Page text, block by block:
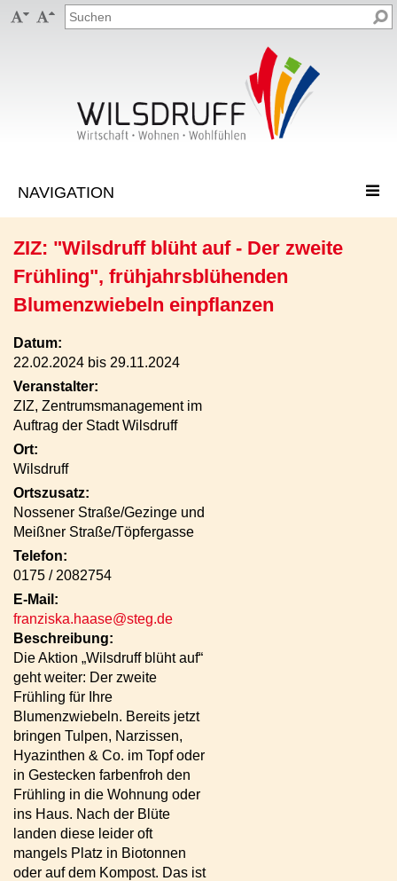
 
ZIZ: "Wilsdruff blüht auf - Der zweite
Frühling", frühjahrsblühenden
Blumenzwiebeln einpflanzen
Datum:
22.02.2024 bis 29.11.2024
Veranstalter:
ZIZ, Zentrumsmanagement im
Auftrag der Stadt Wilsdruff
Ort:
Wilsdruff
Ortszusatz:
Nossener Straße/Gezinge und
Meißner Straße/Töpfergasse
Telefon:
0175 / 2082754
E-Mail:
franziska.haase@steg.de
Beschreibung:
Die Aktion „Wilsdruff blüht auf“
geht weiter: Der zweite
Frühling für Ihre
Blumenzwiebeln. Bereits jetzt
bringen Tulpen, Narzissen,
Hyazinthen & Co. im Topf oder
in Gestecken farbenfroh den
Frühling in die Wohnung oder
ins Haus. Nach der Blüte
landen diese leider oft
mangels Platz in Biotonnen
oder auf dem Kompost. Das ist